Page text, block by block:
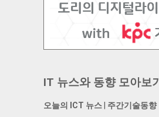
IT 뉴스와 동향 모아보기
오늘의 ICT 뉴스| 주간기술동향